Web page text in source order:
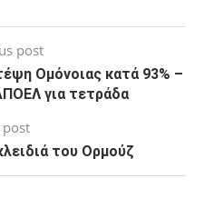
post
Ομόνοιας κατά 93% –
για τετράδα
του Ορμούζ